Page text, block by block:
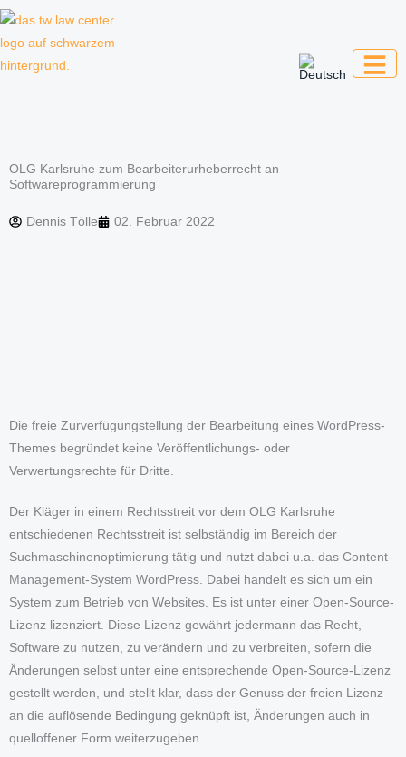
Zum
OLG Karlsruhe zum Bearbeiterurheberrecht an
Softwareprogrammierung
Dennis Tölle 02. Februar 2022
Die freie Zurverfügungstellung der Bearbeitung eines WordPress-
Themes begründet keine Veröffentlichungs- oder
Verwertungsrechte für Dritte.
Der Kläger in einem Rechtsstreit vor dem OLG Karlsruhe
entschiedenen Rechtsstreit ist selbständig im Bereich der
Suchmaschinenoptimierung tätig und nutzt dabei u.a. das Content-
Management-System WordPress. Dabei handelt es sich um ein
System zum Betrieb von Websites. Es ist unter einer Open-Source-
Lizenz lizenziert. Diese Lizenz gewährt jedermann das Recht,
Software zu nutzen, zu verändern und zu verbreiten, sofern die
Änderungen selbst unter eine entsprechende Open-Source-Lizenz
gestellt werden, und stellt klar, dass der Genuss der freien Lizenz
an die auflösende Bedingung geknüpft ist, Änderungen auch in
quelloffener Form weiterzugeben.